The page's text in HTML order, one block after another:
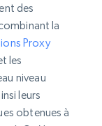
des
la
Proxy
les
niveau
leurs
obtenues à